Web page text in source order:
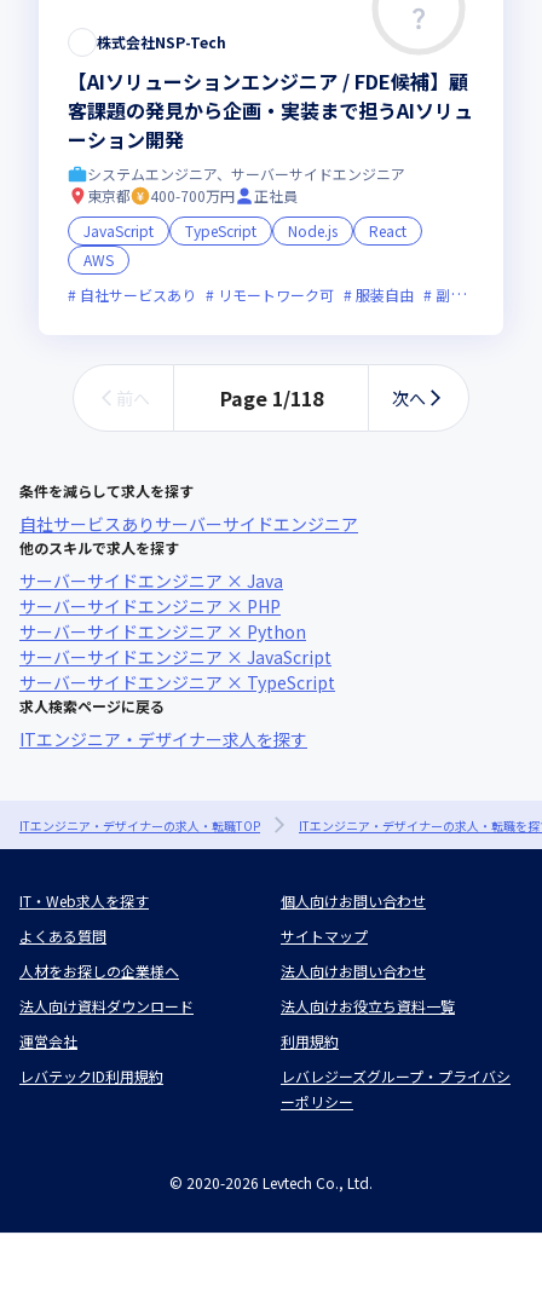
株式会社NSP-Tech
【AIソリューションエンジニア / FDE候補】顧
客課題の発見から企画・実装まで担うAIソリュ
ーション開発
システムエンジニア、サーバーサイドエンジニア
東京都
400-700万円
正社員
JavaScript
TypeScript Node.js
React
AWS
自社サービスあり
リモートワーク可 服装自由 副業可
前へ Page 1/118 次へ
条件を減らして求人を探す
自社サービスあり サーバーサイドエンジニア
他のスキルで求人を探す
サーバーサイドエンジニア × Java
サーバーサイドエンジニア × PHP
サーバーサイドエンジニア × Python
サーバーサイドエンジニア × JavaScript
サーバーサイドエンジニア × TypeScript
求人検索ページに戻る
ITエンジニア・デザイナー求人を探す
ITエンジニア・デザイナーの求人・転職TOP ITエンジニア・デザイナーの求人・転職を
IT・Web求人を探す
個人向けお問い合わせ
よくある質問
サイトマップ
人材をお探しの企業様へ
法人向けお問い合わせ
法人向け資料ダウンロード
法人向けお役立ち資料一覧
運営会社
利用規約
レバテックID利用規約
レバレジーズグループ・プライバシ
ーポリシー
© 2020-2026 Levtech Co., Ltd.